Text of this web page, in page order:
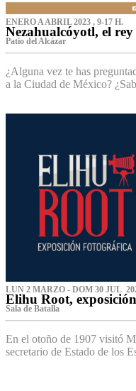
ENERO A ABRIL 2023 , 9-17 H.
Nezahualcóyotl, el
Patio del Alcázar
¿Alguna vez te has
a la Ciudad de México?
LUN 2 MARZO - DOM 30 JUL
Elihu Root,
Sala de Batalla
En el otoño de 1907 visitó
secretario de Estado de los